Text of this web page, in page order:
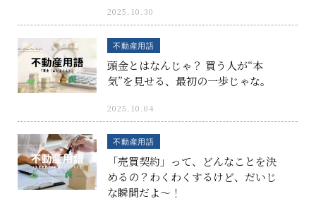
2025.10.30
不動産用語
頭金とはなんじゃ？ 買う人が“本
気”を見せる、最初の一歩じゃな。
2025.10.04
不動産用語
「売買契約」って、どんなことを決
めるの？わくわくするけど、だいじ
な瞬間だよ〜！